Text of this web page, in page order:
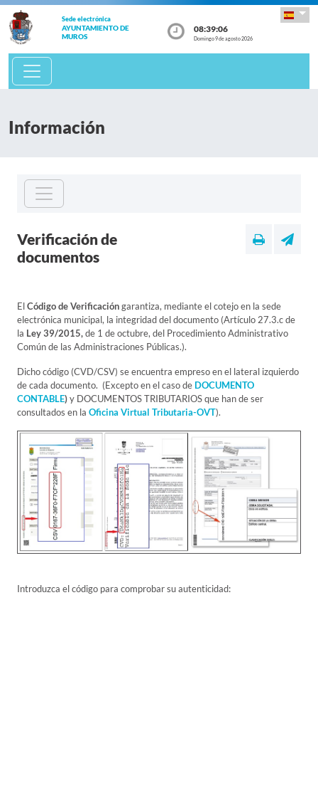
Sede electrónica
AYUNTAMIENTO DE
MUROS
08:39:06
Domingo 9 de agosto 2026
Información
Verificación de
documentos
ElCódigo de Verificacióngarantiza, mediante el cotejo en la sede
electrónica municipal, la integridad del documento (Artículo 27.3.c de
la Ley 39/2015,de 1 de octubre, del Procedimiento Administrativo
Común de las Administraciones Públicas.).
Dicho código (CVD/CSV) se encuentra empreso en el lateral izquierdo
de cada documento. (Excepto en el caso de DOCUMENTO
CONTABLE)y DOCUMENTOS TRIBUTARIOS que han de ser
consultados en la Oficina Virtual Tributaria-OVT).
Introduzca el código para comprobar su autenticidad: